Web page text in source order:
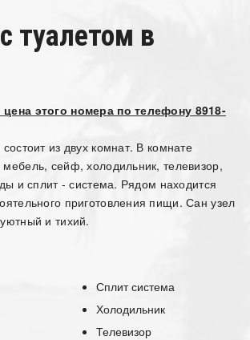
туалетом в
этого номера по телефону 8918-
из двух комнат. В комнате
сейф, холодильник, телевизор,
и сплит - система. Рядом находится
приготовления пищи. Сан узел
и тихий.
Сплит система
Холодильник
Телевизор